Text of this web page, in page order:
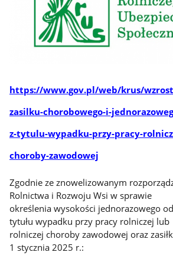
https://www.gov.pl/web/krus/
zasilku-chorobowego-i-
z-tytulu-wypadku-przy-pracy-
choroby-zawodowej
Zgodnie ze znowelizowanym
Rolnictwa i Rozwoju Wsi w sprawie
określenia wysokości jednorazowego
tytułu wypadku przy pracy rolniczej lub
rolniczej choroby zawodowej oraz
1 stycznia 2025 r.: